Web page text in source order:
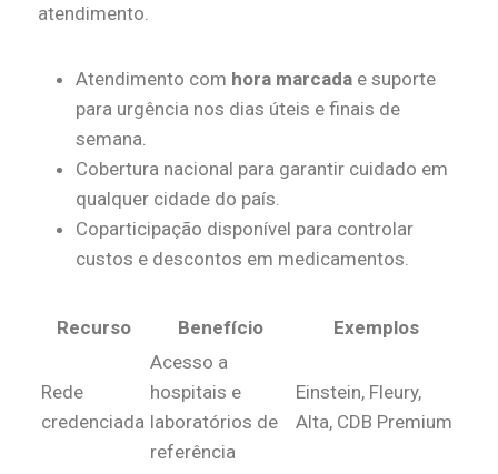
atendimento.
Atendimento com hora marcada e suporte
para urgência nos dias úteis e finais de
semana.
Cobertura nacional para garantir cuidado em
qualquer cidade do país.
Coparticipação disponível para controlar
custos e descontos em medicamentos.
Recurso Benefício Exemplos
Rede
credenciada
Acesso a
hospitais e
laboratórios de
referência
Einstein, Fleury,
Alta, CDB Premium